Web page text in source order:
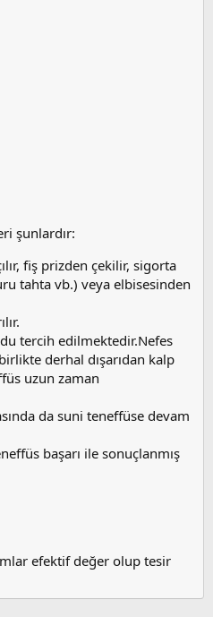
şunlardır:
fiş prizden çekilir, sigorta
tahta vb.) veya elbisesinden
tercih edilmektedir.Nefes
derhal dışarıdan kalp
uzun zaman
da suni teneffüse devam
başarı ile sonuçlanmış
efektif değer olup tesir